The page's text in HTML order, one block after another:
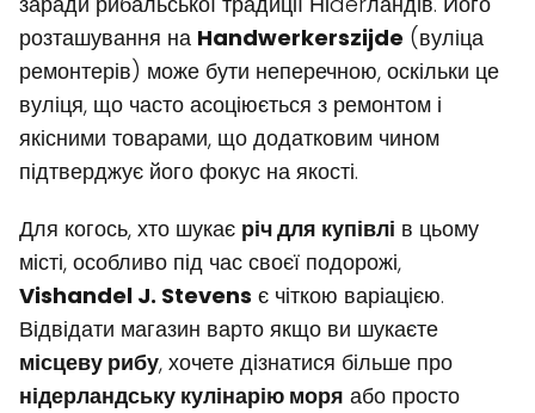
розташування на Handwerkerszijde (вуліца
ремонтерів) може бути неперечною, оскільки це
вуліця, що часто асоціюється з ремонтом і
якісними товарами, що додатковим чином
підтверджує його фокус на якості.
Для когось, хто шукає річ для купівлі в цьому
місті, особливо під час своєї подорожі,
Vishandel J. Stevens є чіткою варіацією.
Відвідати магазин варто якщо ви шукаєте
місцеву рибу, хочете дізнатися більше про
нідерландську кулінарію моря або просто